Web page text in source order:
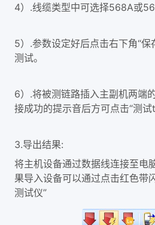
4）.线缆类型中可选择568A或
5）.参数设定好后点击右下角“保
测试。
6）.将被测链路插入主副机两端
接成功的提示音后方可点击“测试
3.导出结果:
将主机设备通过数据线连接至电
果导入设备可以通过点击红色带
测试仪”